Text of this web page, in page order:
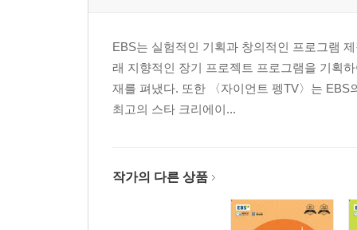
EBS는 실험적인 기획과 창의적인 프로그램
래 지향적인 장기 프로젝트 프로그램을 기획
재를 펴냈다. 또한 〈자이언트 펭TV〉는
최고의 스타 크리에이...
작가의 다른 상품